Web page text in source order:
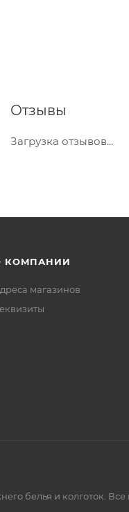
Отзывы
Загрузка отзывов...
КОМПАНИИ
магазинов
белья и колготок.